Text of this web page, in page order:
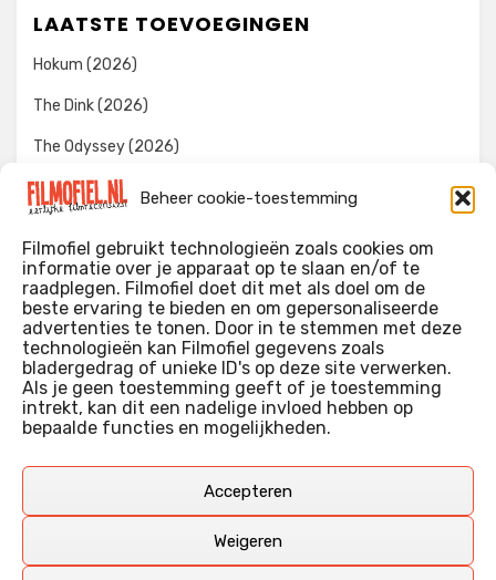
Beheer cookie-toestemming
Filmofiel gebruikt technologieën zoals cookies om
informatie over je apparaat op te slaan en/of te
raadplegen. Filmofiel doet dit met als doel om de
beste ervaring te bieden en om gepersonaliseerde
advertenties te tonen. Door in te stemmen met deze
technologieën kan Filmofiel gegevens zoals
bladergedrag of unieke ID's op deze site verwerken.
Als je geen toestemming geeft of je toestemming
intrekt, kan dit een nadelige invloed hebben op
bepaalde functies en mogelijkheden.
Accepteren
Weigeren
LAATSTE TOEVOEGINGEN
Hokum (2026)
The Dink (2026)
The Odyssey (2026)
Evil Dead Burn (2026)
WIE IK BEN…?
Ik ben ooit begonnen met m’n recensies omdat ik zoveel
films keek dat ik af en toe niet meer wist welke ik nu wel of
niet gezien had. Ik ben een filmliefhebber, heb als hobby nog
erg lang in een videotheek gewerkt, en heb als coproducent
Deze recensies zijn dan ook vooral vrij pretentieloze
aangevuld met een groeiende kennis over de kunde én de
kunst van het maken van film.